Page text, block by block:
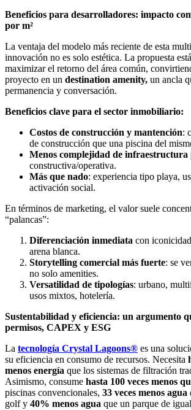
Beneficios para desarrolladores: impacto
por m²
La ventaja del modelo más reciente de esta
innovación no es solo estética. La propuesta
maximizar el retorno del área común,
proyecto en un destination amenity, un ancla
permanencia y conversación.
Beneficios clave para el sector inmobiliario:
Costos de construcción y mantención:
de construcción que una piscina del
Menos complejidad de infraestructura
constructiva/operativa.
Más que nado: experiencia tipo playa,
activación social.
En términos de marketing, el valor suele
“palancas”:
Diferenciación inmediata con
arena blanca.
Storytelling comercial más fuerte: se
no solo amenities.
Versatilidad de tipologías: urbano,
usos mixtos, hotelería.
Sustentabilidad y eficiencia: un argumento
permisos, CAPEX y ESG
La tecnología Crystal Lagoons® es una
su eficiencia en consumo de recursos. Necesita
menos energía que los sistemas de filtración
Asimismo, consume hasta 100 veces menos
piscinas convencionales, 33 veces menos agua
golf y 40% menos agua que un parque de